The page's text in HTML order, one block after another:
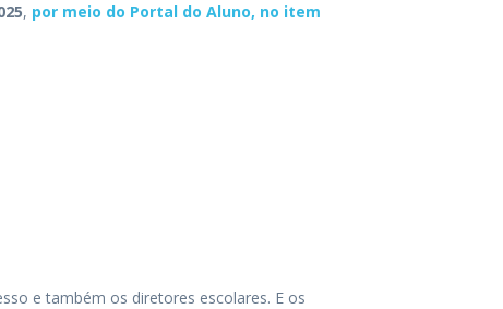
, por meio do Portal do Aluno, no item
e também os diretores escolares. E os